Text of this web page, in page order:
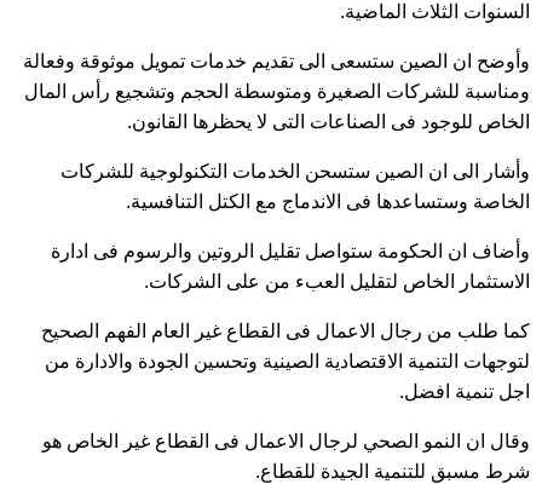
السنوات الثلاث الماضية.
وأوضح ان الصين ستسعى الى تقديم خدمات تمويل موثوقة وفعالة
ومناسبة للشركات الصغيرة ومتوسطة الحجم وتشجيع رأس المال
الخاص للوجود فى الصناعات التى لا يحظرها القانون.
وأشار الى ان الصين ستسحن الخدمات التكنولوجية للشركات
الخاصة وستساعدها فى الاندماج مع الكتل التنافسية.
وأضاف ان الحكومة ستواصل تقليل الروتين والرسوم فى ادارة
الاستثمار الخاص لتقليل العبء من على الشركات.
كما طلب من رجال الاعمال فى القطاع غير العام الفهم الصحيح
لتوجهات التنمية الاقتصادية الصينية وتحسين الجودة والادارة من
اجل تنمية افضل.
وقال ان النمو الصحي لرجال الاعمال فى القطاع غير الخاص هو
شرط مسبق للتنمية الجيدة للقطاع.